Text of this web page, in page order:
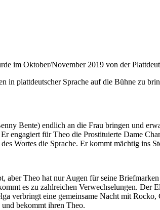
im Oktober/November 2019 von der
in plattdeutscher Sprache auf die Bühne zu
Bente) endlich an die Frau bringen und
für Theo die Prostituierte Dame
Wortes die Sprache. Er kommt mächtig ins
Theo hat nur Augen für seine
es zu zahlreichen Verwechselungen.
verbringt eine gemeinsame Nacht mit
bekommt ihren Theo.